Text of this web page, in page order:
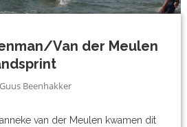
Van der Meulen
Guus Beenhakker
van der Meulen kwamen dit